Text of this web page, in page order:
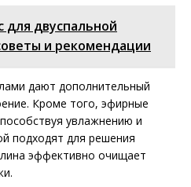
для двуспальной
и рекомендации
дают дополнительный
Кроме того, эфирные
увлажнению и
подходят для решения
эффективно очищает